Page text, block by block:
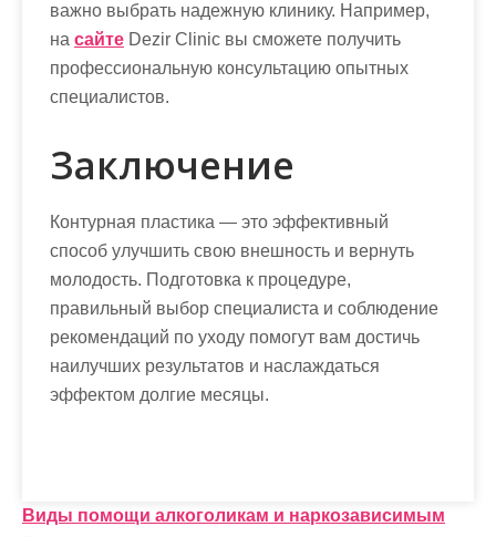
важно выбрать надежную клинику. Например,
на сайте Dezir Clinic вы сможете получить
профессиональную консультацию опытных
специалистов.
Заключение
Контурная пластика — это эффективный
способ улучшить свою внешность и вернуть
молодость. Подготовка к процедуре,
правильный выбор специалиста и соблюдение
рекомендаций по уходу помогут вам достичь
наилучших результатов и наслаждаться
эффектом долгие месяцы.
Н
Виды помощи алкоголикам и наркозависимым